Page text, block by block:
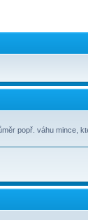
popř. váhu mince,